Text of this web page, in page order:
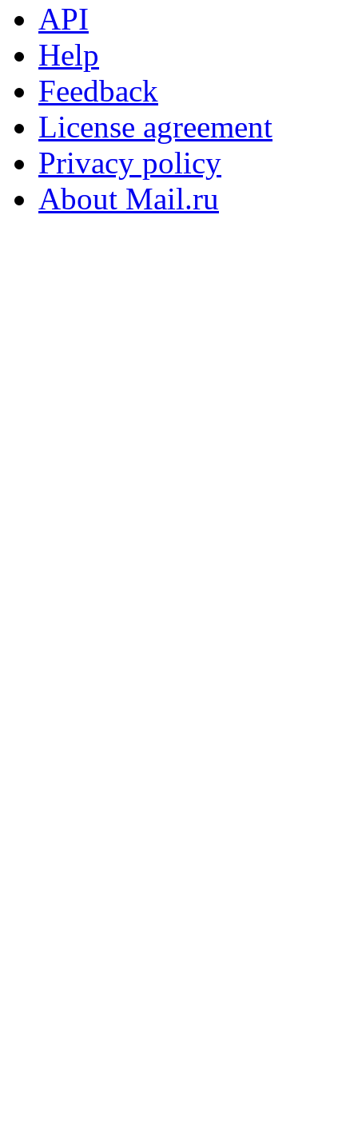
API
Help
Feedback
License agreement
Privacy policy
About Mail.ru